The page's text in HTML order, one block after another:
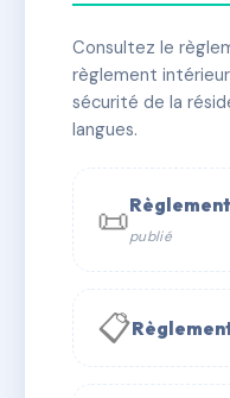
✓ Immatriculée
📞 Contacter
Consultez le
règlement
sécurité de la
langues.
📜publié
📋